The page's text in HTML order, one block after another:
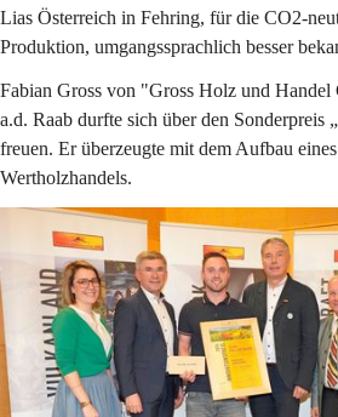
Lias Österreich in Fehring, für die CO2-
Produktion, umgangssprachlich besser
Fabian Gross von "Gross Holz und
a.d. Raab durfte sich über den Sonderpreis
freuen. Er überzeugte mit dem Aufbau
Wertholzhandels.